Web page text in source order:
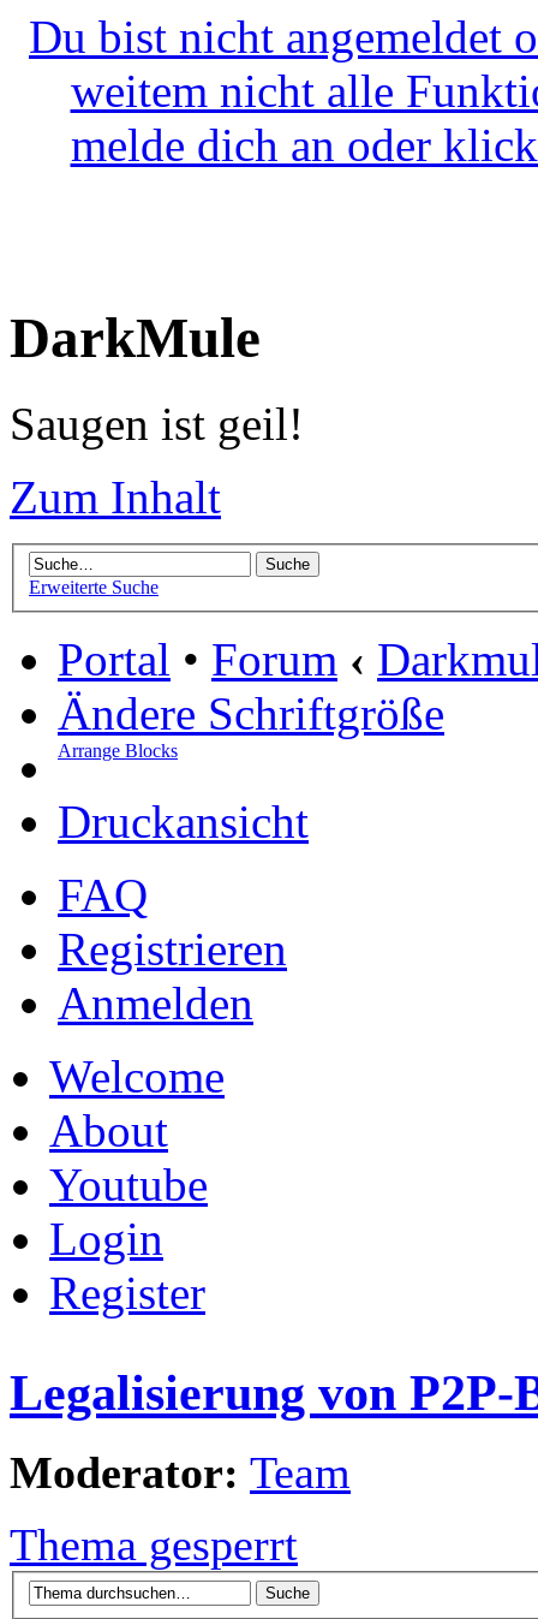
Du bist nicht angemeldet
weitem nicht alle
melde dich an oder
DarkMule
Saugen ist geil!
Zum Inhalt
Erweiterte Suche
Portal • Forum ‹
Ändere Schriftgröße
Arrange Blocks
Druckansicht
FAQ
Registrieren
Anmelden
Welcome
About
Youtube
Login
Register
Legalisierung von P2P-
Moderator: Team
Thema gesperrt